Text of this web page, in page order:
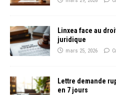
Linxea face au
juridique
mars 25, 2026
Lettre demande
en 7 jours